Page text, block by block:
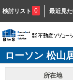
検討リスト 0 最近見
ローソン 松山
所在地